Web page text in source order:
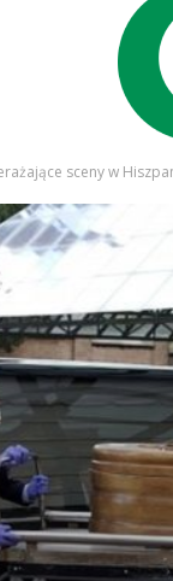
sceny w